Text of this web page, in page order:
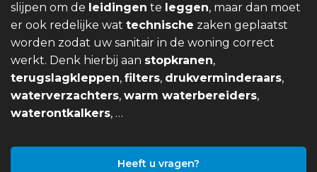
slijpen om de leidingen te leggen, maar dan moet
er ook redelijke wat technische zaken geplaatst
worden zodat uw sanitair in de woning correct
werkt. Denk hierbij aan stopkranen,
terugslagkleppen, filters, drukverminderaars,
waterverzachters, warm waterbereiders,
waterontkalkers, …
Heeft u vragen?